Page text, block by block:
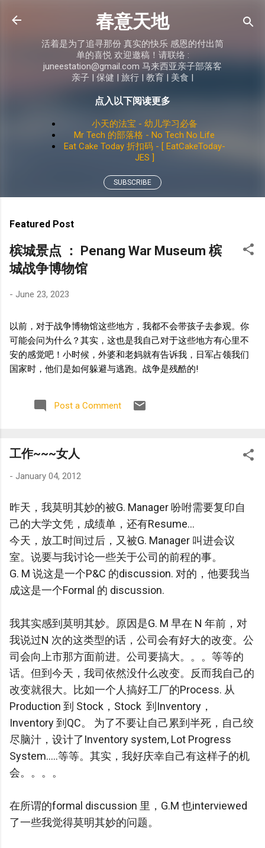
Skip to main content
春意天地
活着是为了追寻那份 真实的快乐 感恩的付出简
单的喜悦 欢迎邀稿！请联络 :
juneestation@gmail.com 马来西亚亲子部落客
亲子 | 保健 | 旅行 | 教育 | 美食 |
点入以下阅读更多
小天的法宝 - 幼儿学习必备
Mr Tech 的部落格 - No Tech No Life
Eat Cake Today 折扣码 - [ EatCakeToday-
JES ]
SUBSCRIBE
Featured Post
槟城景点 ： Penang War Museum 槟
城战争博物馆
- June 23, 2023
以前，对于战争博物馆这些地方，我都不会带孩子去参观。你
可能会问为什么？其实，这也是我自己对于这些地方有心里不
安的感觉吧！小时候，外婆和老妈就有告诉我，日军占领我们
国家时，他们是如何躲避与逃跑。战争是残酷的!
Post a Comment
工作~~~女人
- January 04, 2012
昨天，我莫明其妙的被G. Manager 吩咐需要复印自
己的大学文凭，成绩单，还有Resume...
今天，放工时间过后，又被G. Manager 叫进会议
室。说要与我讨论一些关于公司的前程的事。
G. M 说这是一个P&C 的discussion. 对的，他要我当
成这是一个Formal 的 discussion.
我其实感到莫明其妙。原因是G. M 早在 N 年前，对
我说过N 次的这类型的话，公司会有好大的改变。公
司会向上市那方面前进。公司要搞大。。。等等的
话。但到今天，我司依然没什么改变。反而我自己的
改变就很大。比如一个人搞好工厂的Process. 从
Production 到 Stock，Stock 到Inventory，
Inventory 到QC。 为了不要让自己累到半死，自己绞
尽脑汁，设计了Inventory system, Lot Progress
System.....等等。其实，我好庆幸自己有这样子的机
会。。。。
在所谓的formal discussion 里，G.M 也interviewed
了一些我觉得莫明其妙的问题。